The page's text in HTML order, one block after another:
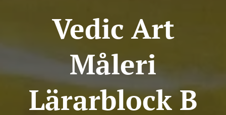
Vedic Art
Måleri
Lärarblock B